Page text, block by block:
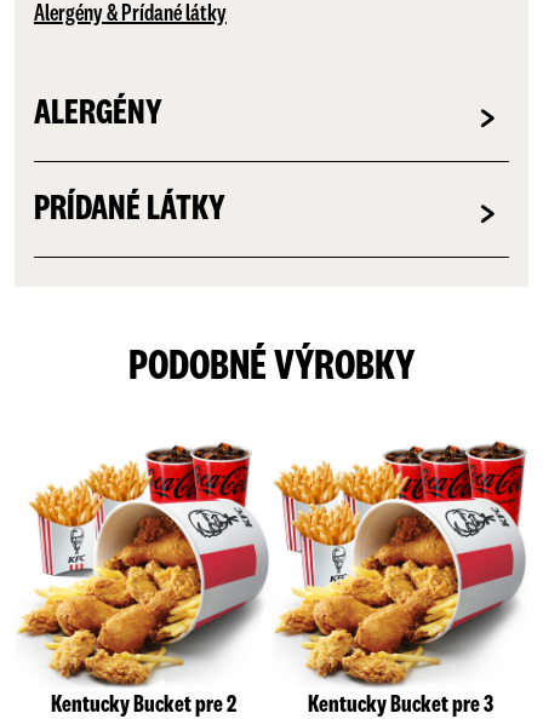
Alergény & Prídané látky
ALERGÉNY
PRÍDANÉ LÁTKY
PODOBNÉ VÝROBKY
Kentucky Bucket pre 2 Kentucky Bucket pre 3